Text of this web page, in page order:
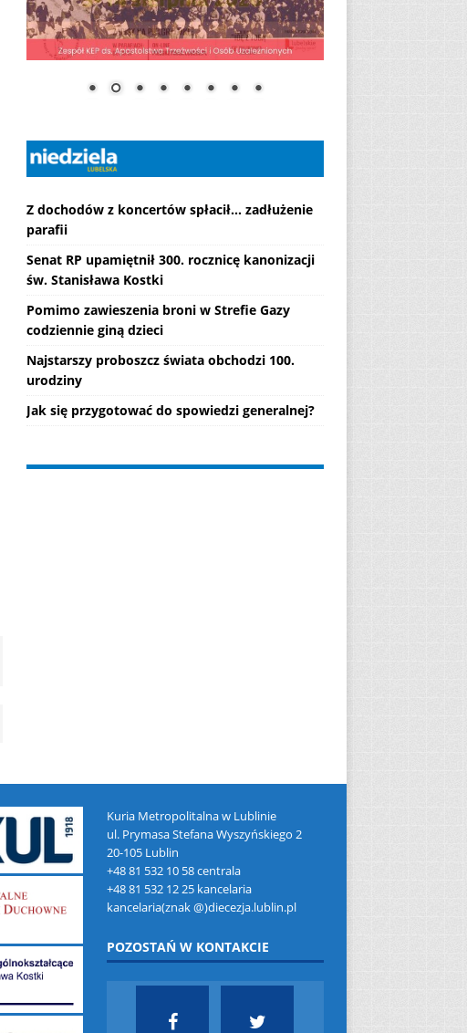
Z dochodów z koncertów spłacił... zadłużenie
parafii
Senat RP upamiętnił 300. rocznicę kanonizacji
św. Stanisława Kostki
Pomimo zawieszenia broni w Strefie Gazy
codziennie giną dzieci
Najstarszy proboszcz świata obchodzi 100.
urodziny
Jak się przygotować do spowiedzi generalnej?
Kuria Metropolitalna w Lublinie
ul. Prymasa Stefana Wyszyńskiego 2
20-105 Lublin
+48 81 532 10 58 centrala
+48 81 532 12 25 kancelaria
kancelaria(znak @)diecezja.lublin.pl
POZOSTAŃ W KONTAKCIE